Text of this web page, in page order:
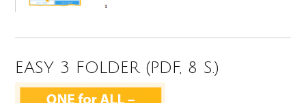
EASY 3 FOLDER (PDF, 8 S.)